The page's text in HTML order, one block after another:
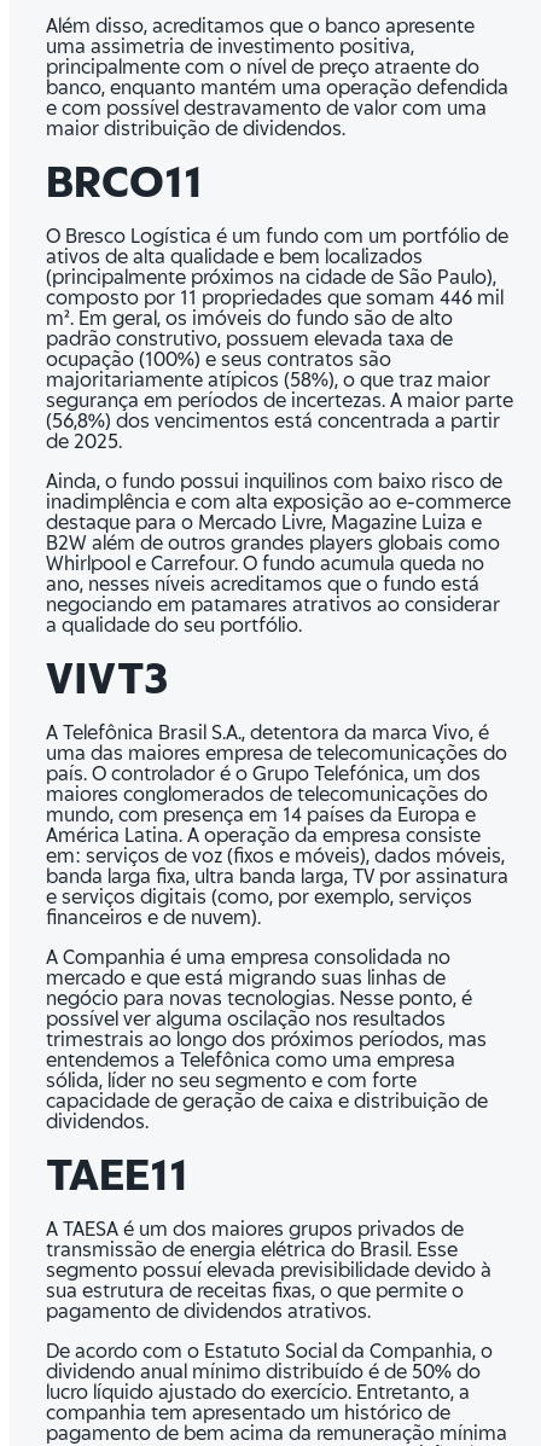
Além disso, acreditamos que o banco apresente
uma assimetria de investimento positiva,
principalmente com o nível de preço atraente do
banco, enquanto mantém uma operação defendida
e com possível destravamento de valor com uma
maior distribuição de dividendos.
BRCO11
O Bresco Logística é um fundo com um portfólio de
ativos de alta qualidade e bem localizados
(principalmente próximos na cidade de São Paulo),
composto por 11 propriedades que somam 446 mil
m². Em geral, os imóveis do fundo são de alto
padrão construtivo, possuem elevada taxa de
ocupação (100%) e seus contratos são
majoritariamente atípicos (58%), o que traz maior
segurança em períodos de incertezas. A maior parte
(56,8%) dos vencimentos está concentrada a partir
de 2025.
Ainda, o fundo possui inquilinos com baixo risco de
inadimplência e com alta exposição ao e-commerce
destaque para o Mercado Livre, Magazine Luiza e
B2W além de outros grandes players globais como
Whirlpool e Carrefour. O fundo acumula queda no
ano, nesses níveis acreditamos que o fundo está
negociando em patamares atrativos ao considerar
a qualidade do seu portfólio.
VIVT3
A Telefônica Brasil S.A., detentora da marca Vivo, é
uma das maiores empresa de telecomunicações do
país. O controlador é o Grupo Telefónica, um dos
maiores conglomerados de telecomunicações do
mundo, com presença em 14 países da Europa e
América Latina. A operação da empresa consiste
em: serviços de voz (fixos e móveis), dados móveis,
banda larga fixa, ultra banda larga, TV por assinatura
e serviços digitais (como, por exemplo, serviços
financeiros e de nuvem).
A Companhia é uma empresa consolidada no
mercado e que está migrando suas linhas de
negócio para novas tecnologias. Nesse ponto, é
possível ver alguma oscilação nos resultados
trimestrais ao longo dos próximos períodos, mas
entendemos a Telefônica como uma empresa
sólida, líder no seu segmento e com forte
capacidade de geração de caixa e distribuição de
dividendos.
TAEE11
A TAESA é um dos maiores grupos privados de
transmissão de energia elétrica do Brasil. Esse
segmento possuí elevada previsibilidade devido à
sua estrutura de receitas fixas, o que permite o
pagamento de dividendos atrativos.
De acordo com o Estatuto Social da Companhia, o
dividendo anual mínimo distribuído é de 50% do
lucro líquido ajustado do exercício. Entretanto, a
companhia tem apresentado um histórico de
pagamento de bem acima da remuneração mínima